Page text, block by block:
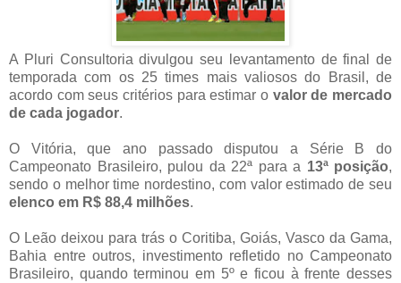
A Pluri Consultoria divulgou seu levantamento de final de
temporada com os 25 times mais valiosos do Brasil, de
acordo com seus critérios para estimar o valor de mercado
de cada jogador.
O Vitória, que ano passado disputou a Série B do
Campeonato Brasileiro, pulou da 22ª para a 13ª posição,
sendo o melhor time nordestino, com valor estimado de seu
elenco em R$ 88,4 milhões.
O Leão deixou para trás o Coritiba, Goiás, Vasco da Gama,
Bahia entre outros, investimento refletido no Campeonato
Brasileiro, quando terminou em 5º e ficou à frente desses